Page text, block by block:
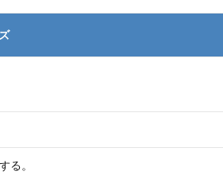
る。